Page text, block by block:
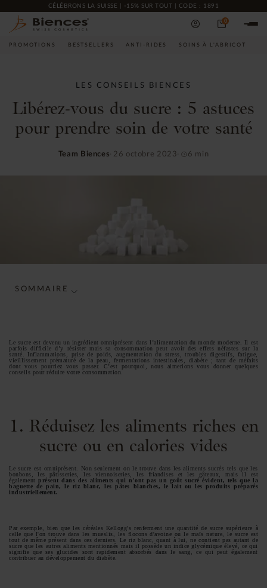
CÉLÉBRONS LA SUISSE | -15% SUR TOUT | CODE : 1891
0
PROMOTIONS BESTSELLERS ANTI-RIDES SOINS À L'ABRICOT
LES CONSEILS BIENCES
Libérez-vous du sucre : 5 astuces
pour prendre soin de votre santé
Team Biences 26 octobre 2023 6 min
SOMMAIRE
Le sucre est devenu un ingrédient omniprésent dans l’alimentation du monde moderne. Il est
parfois difficile d’y résister mais sa consommation peut avoir des effets néfastes sur la
santé. Inflammations, prise de poids, augmentation du stress, troubles digestifs, fatigue,
vieillissement prématuré de la peau, fermentations intestinales, diabète ; tant de méfaits
dont vous pourriez vous passer. C’est pourquoi, nous aimerions vous donner quelques
conseils pour réduire votre consommation.
1. Réduisez les aliments riches en
sucre ou en calories vides
Le sucre est omniprésent. Non seulement on le trouve dans les aliments sucrés tels que les
bonbons, les pâtisseries, les viennoiseries, les friandises et les gâteaux, mais il est
également présent dans des aliments qui n'ont pas un goût sucré évident, tels que la
baguette de pain, le riz blanc, les pâtes blanches, le lait ou les produits préparés
industriellement.
Par exemple, bien que les céréales Kellogg's renferment une quantité de sucre supérieure à
celle que l'on trouve dans les mueslis, les flocons d'avoine ou le maïs nature, le sucre est
tout de même présent dans ces derniers. Le riz blanc, quant à lui, ne contient pas autant de
sucre que les autres aliments mentionnés mais il possède un indice glycémique élevé, ce qui
signifie que ses glucides sont rapidement absorbés dans le sang, ce qui peut également
contribuer au développement du diabète.